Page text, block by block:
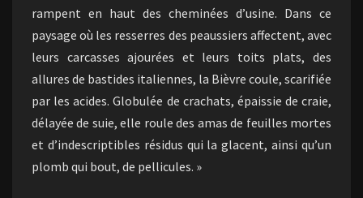
rampent en haut des cheminées d’usine. Dans ce
paysage où les resserres des peaussiers affectent, avec
leurs carcasses ajourées et leurs toits plats, des
allures de bastides italiennes, la Bièvre coule, scarifiée
par les acides. Globulée de crachats, épaissie de craie,
délayée de suie, elle roule des amas de feuilles mortes
et d’indescriptibles résidus qui la glacent, ainsi qu’un
plomb qui bout, de pellicules. »